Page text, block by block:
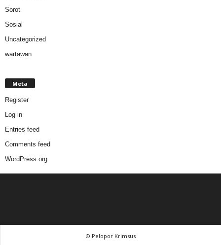
Sorot
Sosial
Uncategorized
wartawan
Meta
Register
Log in
Entries feed
Comments feed
WordPress.org
© Pelopor Krimsus